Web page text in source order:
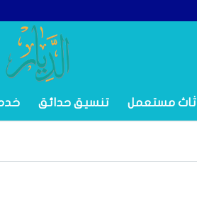
اثاث مستعمل تنسيق حدائق